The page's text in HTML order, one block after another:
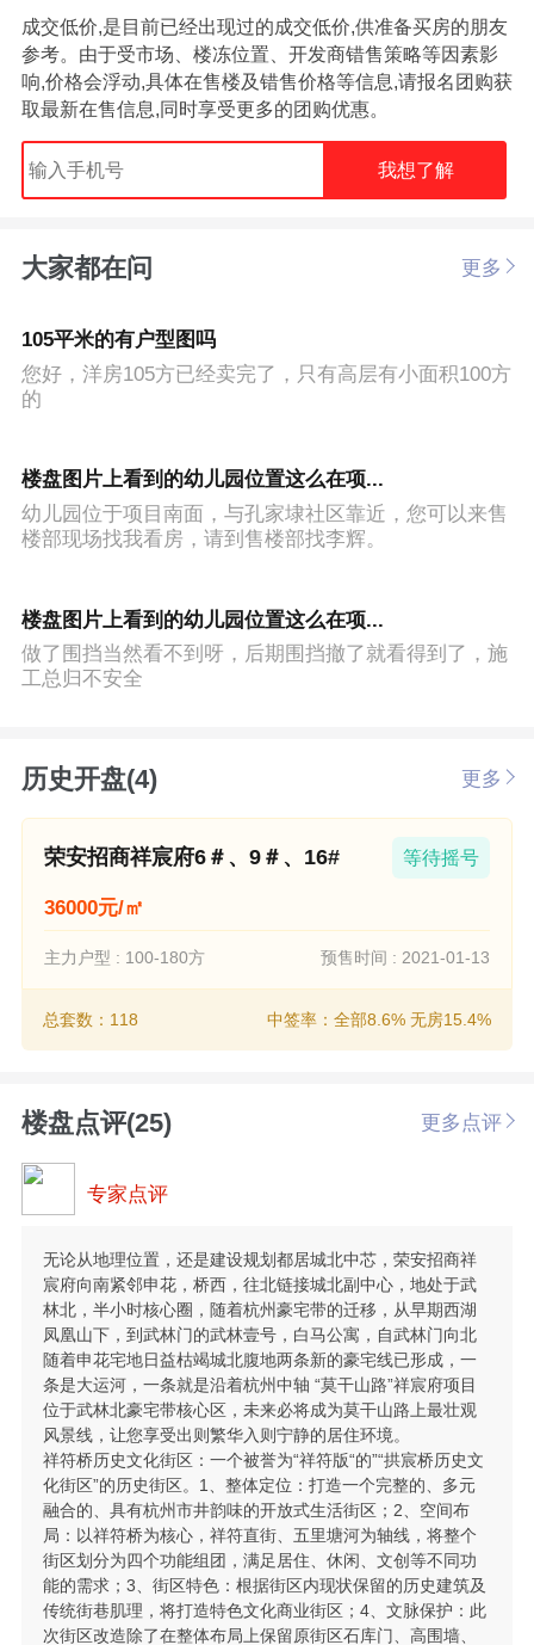
成交低价,是目前已经出现过的成交低价,供准备买房的朋友
参考。由于受市场、楼冻位置、开发商错售策略等因素影
响,价格会浮动,具体在售楼及错售价格等信息,请报名团购获
取最新在售信息,同时享受更多的团购优惠。
我想了解
大家都在问 更多
105平米的有户型图吗
您好，洋房105方已经卖完了，只有高层有小面积100方
的
楼盘图片上看到的幼儿园位置这么在项...
幼儿园位于项目南面，与孔家埭社区靠近，您可以来售
楼部现场找我看房，请到售楼部找李辉。
楼盘图片上看到的幼儿园位置这么在项...
做了围挡当然看不到呀，后期围挡撤了就看得到了，施
工总归不安全
历史开盘(4) 更多
荣安招商祥宸府6＃、9＃、16# 等待摇号
36000元/㎡
主力户型 : 100-180方 预售时间 : 2021-01-13
总套数：118 中签率：全部8.6% 无房15.4%
楼盘点评(25) 更多点评
专家点评
无论从地理位置，还是建设规划都居城北中芯，荣安招商祥
宸府向南紧邻申花，桥西，往北链接城北副中心，地处于武
林北，半小时核心圈，随着杭州豪宅带的迁移，从早期西湖
凤凰山下，到武林门的武林壹号，白马公寓，自武林门向北
随着申花宅地日益枯竭城北腹地两条新的豪宅线已形成，一
条是大运河，一条就是沿着杭州中轴 “莫干山路”祥宸府项目
位于武林北豪宅带核心区，未来必将成为莫干山路上最壮观
风景线，让您享受出则繁华入则宁静的居住环境。
祥符桥历史文化街区：一个被誉为“祥符版“的”“拱宸桥历史文
化街区”的历史街区。1、整体定位：打造一个完整的、多元
融合的、具有杭州市井韵味的开放式生活街区；2、空间布
局：以祥符桥为核心，祥符直街、五里塘河为轴线，将整个
街区划分为四个功能组团，满足居住、休闲、文创等不同功
能的需求；3、街区特色：根据街区内现状保留的历史建筑及
传统街巷肌理，将打造特色文化商业街区；4、文脉保护：此
次街区改造除了在整体布局上保留原街区石库门、高围墙、